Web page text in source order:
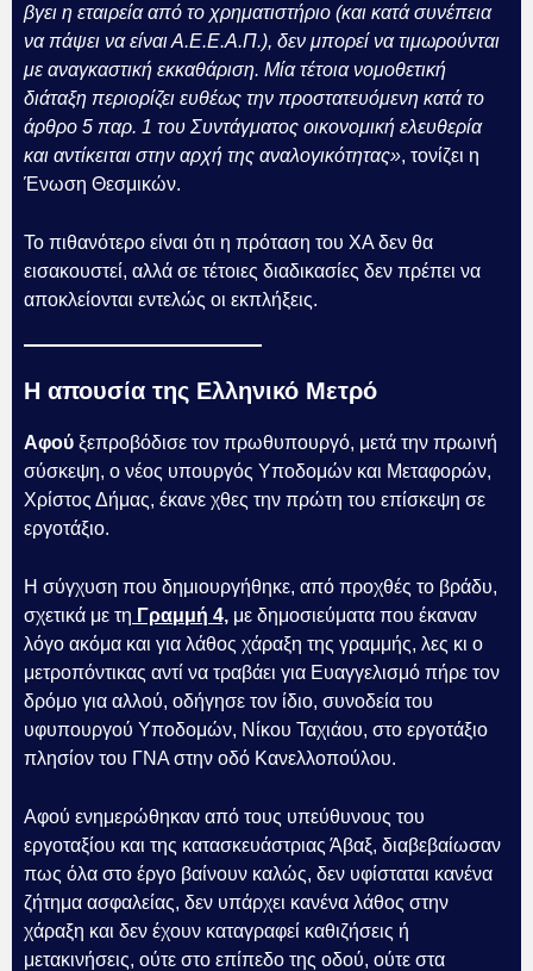
βγει η εταιρεία από το χρηματιστήριο (και κατά συνέπεια
να πάψει να είναι Α.Ε.Ε.Α.Π.), δεν μπορεί να τιμωρούνται
με αναγκαστική εκκαθάριση. Μία τέτοια νομοθετική
διάταξη περιορίζει ευθέως την προστατευόμενη κατά το
άρθρο 5 παρ. 1 του Συντάγματος οικονομική ελευθερία
και αντίκειται στην αρχή της αναλογικότητας», τονίζει η
Ένωση Θεσμικών.
Το πιθανότερο είναι ότι η πρόταση του ΧΑ δεν θα
εισακουστεί, αλλά σε τέτοιες διαδικασίες δεν πρέπει να
αποκλείονται εντελώς οι εκπλήξεις.
Η απουσία της Ελληνικό Μετρό
Αφού ξεπροβόδισε τον πρωθυπουργό, μετά την πρωινή
σύσκεψη, ο νέος υπουργός Υποδομών και Μεταφορών,
Χρίστος Δήμας, έκανε χθες την πρώτη του επίσκεψη σε
εργοτάξιο.
Η σύγχυση που δημιουργήθηκε, από προχθές το βράδυ,
σχετικά με τη Γραμμή 4, με δημοσιεύματα που έκαναν
λόγο ακόμα και για λάθος χάραξη της γραμμής, λες κι ο
μετροπόντικας αντί να τραβάει για Ευαγγελισμό πήρε τον
δρόμο για αλλού, οδήγησε τον ίδιο, συνοδεία του
υφυπουργού Υποδομών, Νίκου Ταχιάου, στο εργοτάξιο
πλησίον του ΓΝΑ στην οδό Κανελλοπούλου.
Αφού ενημερώθηκαν από τους υπεύθυνους του
εργοταξίου και της κατασκευάστριας Άβαξ, διαβεβαίωσαν
πως όλα στο έργο βαίνουν καλώς, δεν υφίσταται κανένα
ζήτημα ασφαλείας, δεν υπάρχει κανένα λάθος στην
χάραξη και δεν έχουν καταγραφεί καθιζήσεις ή
μετακινήσεις, ούτε στο επίπεδο της οδού, ούτε στα